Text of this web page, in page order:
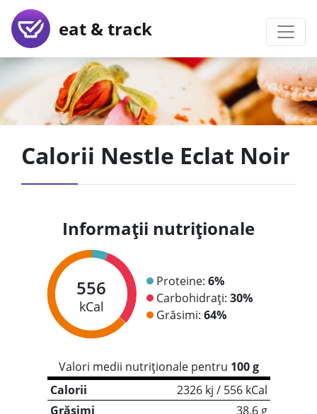
eat & track
Calorii Nestle Eclat Noir
Informații nutriționale
556
kCal
Proteine: 6%
Carbohidrați: 30%
Grăsimi: 64%
Valori medii nutriționale pentru 100 g
Calorii
2326 kj / 556 kCal
Grăsimi
38.6 g